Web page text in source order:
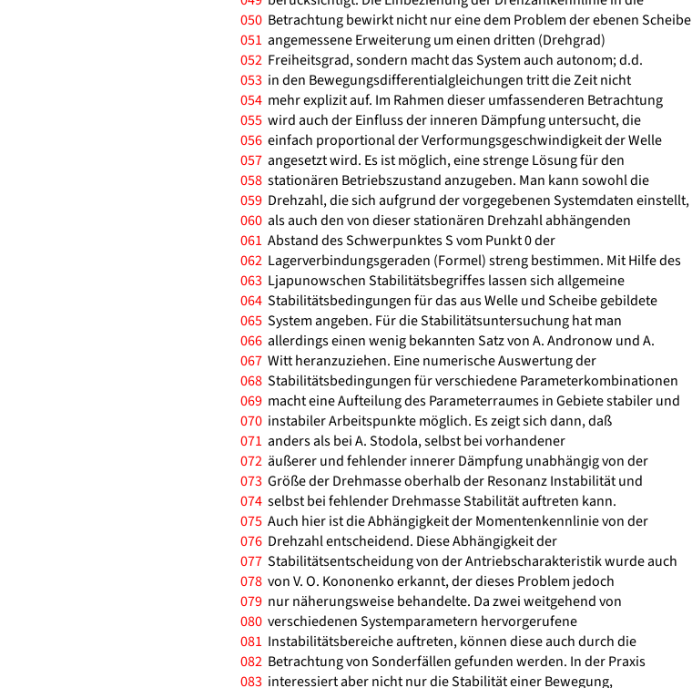
050 Betrachtung bewirkt nicht nur eine dem Problem der ebenen Scheibe
051 angemessene Erweiterung um einen dritten (Drehgrad)
052 Freiheitsgrad, sondern macht das System auch autonom; d.d.
053 in den Bewegungsdifferentialgleichungen tritt die Zeit nicht
054 mehr explizit auf. Im Rahmen dieser umfassenderen Betrachtung
055 wird auch der Einfluss der inneren Dämpfung untersucht, die
056 einfach proportional der Verformungsgeschwindigkeit der Welle
057 angesetzt wird. Es ist möglich, eine strenge Lösung für den
058 stationären Betriebszustand anzugeben. Man kann sowohl die
059 Drehzahl, die sich aufgrund der vorgegebenen Systemdaten einstellt,
060 als auch den von dieser stationären Drehzahl abhängenden
061 Abstand des Schwerpunktes S vom Punkt 0 der
062 Lagerverbindungsgeraden (Formel) streng bestimmen. Mit Hilfe des
063 Ljapunowschen Stabilitätsbegriffes lassen sich allgemeine
064 Stabilitätsbedingungen für das aus Welle und Scheibe gebildete
065 System angeben. Für die Stabilitätsuntersuchung hat man
066 allerdings einen wenig bekannten Satz von A. Andronow und A.
067 Witt heranzuziehen. Eine numerische Auswertung der
068 Stabilitätsbedingungen für verschiedene Parameterkombinationen
069 macht eine Aufteilung des Parameterraumes in Gebiete stabiler und
070 instabiler Arbeitspunkte möglich. Es zeigt sich dann, daß
071 anders als bei A. Stodola, selbst bei vorhandener
072 äußerer und fehlender innerer Dämpfung unabhängig von der
073 Größe der Drehmasse oberhalb der Resonanz Instabilität und
074 selbst bei fehlender Drehmasse Stabilität auftreten kann.
075 Auch hier ist die Abhängigkeit der Momentenkennlinie von der
076 Drehzahl entscheidend. Diese Abhängigkeit der
077 Stabilitätsentscheidung von der Antriebscharakteristik wurde auch
078 von V. O. Kononenko erkannt, der dieses Problem jedoch
079 nur näherungsweise behandelte. Da zwei weitgehend von
080 verschiedenen Systemparametern hervorgerufene
081 Instabilitätsbereiche auftreten, können diese auch durch die
082 Betrachtung von Sonderfällen gefunden werden. In der Praxis
083 interessiert aber nicht nur die Stabilität einer Bewegung,